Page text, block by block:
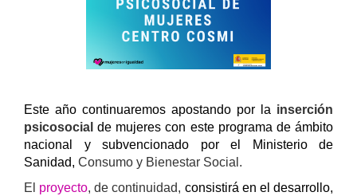
Este año continuaremos apostando por la inserción
psicosocial de mujeres con este programa de ámbito
nacional y subvencionado por el Ministerio de
Sanidad, Consumo y Bienestar Social.
El proyecto, de continuidad, consistirá en el desarrollo,